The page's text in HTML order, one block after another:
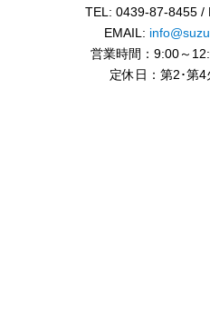
TEL: 0439-87-8455 /
EMAIL:
営業時間：9:00～
定休日：第2･第